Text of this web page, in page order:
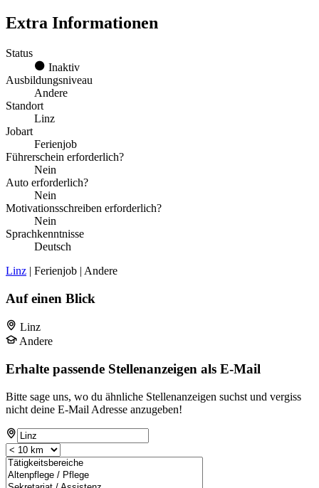
Extra Informationen
Status
Inaktiv
Ausbildungsniveau
Andere
Standort
Linz
Jobart
Ferienjob
Führerschein erforderlich?
Nein
Auto erforderlich?
Nein
Motivationsschreiben erforderlich?
Nein
Sprachkenntnisse
Deutsch
Linz | Ferienjob | Andere
Auf einen Blick
Linz
Andere
Erhalte passende Stellenanzeigen als E-Mail
Bitte sage uns, wo du ähnliche Stellenanzeigen suchst und vergiss
nicht deine E-Mail Adresse anzugeben!